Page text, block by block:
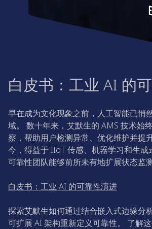
白皮书：工业 AI 的
早在成为文化现象之前，人工智能已悄
域。 数十年来，艾默生的 AMS 技术始
察，帮助用户检测异常、优化维护并提
今，得益于 IIoT 传感、机器学习和生成
可靠性团队能够前所未有地扩展状态监测
白皮书：工业 AI 的可靠性演进
探索艾默生如何通过结合嵌入式边缘分
可扩展 AI 架构重新定义可靠性。 了解